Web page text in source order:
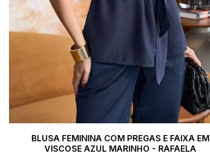
BLUSA FEMININA COM PREGAS E FAIXA EM
VISCOSE AZUL MARINHO - RAFAELA